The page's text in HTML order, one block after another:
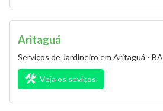
Aritaguá
Serviços de Jardineiro em Aritaguá - BA
Veja os seviços